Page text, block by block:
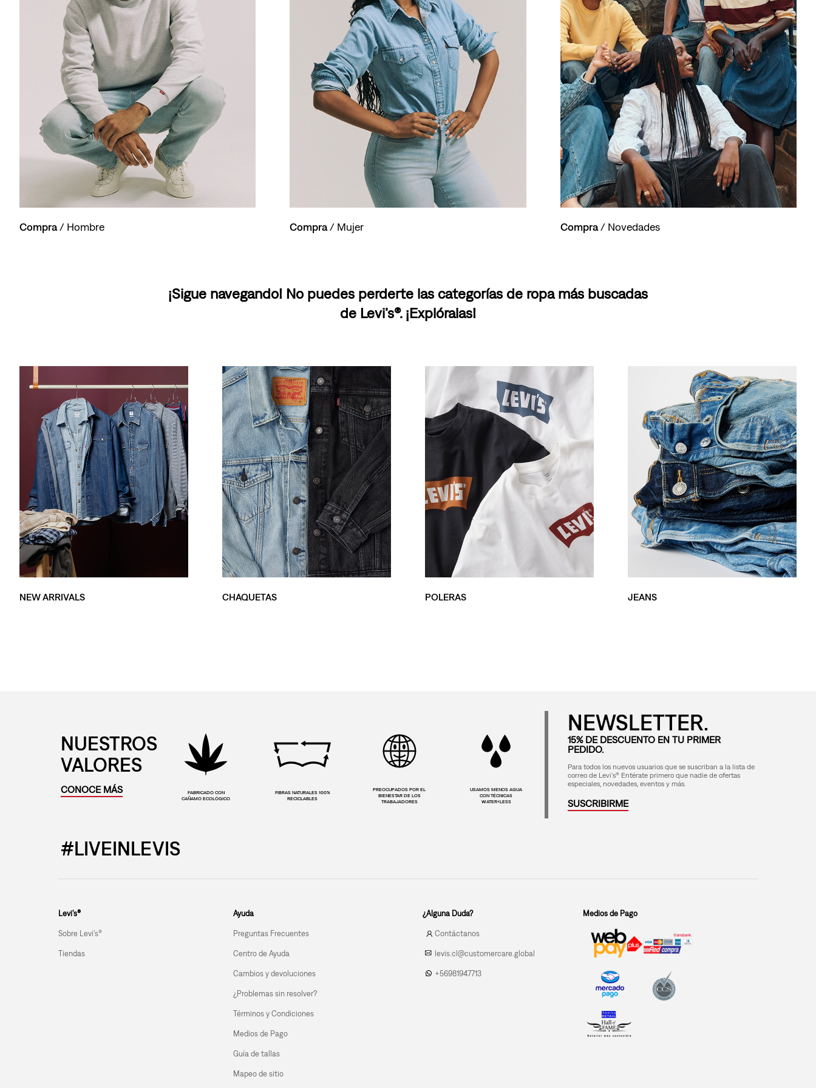
Compra/ Hombre Compra/ Mujer Compra/ Novedades
¡Sigue navegando! No puedes perderte las categorías de ropa más buscadas
de Levi’s®. ¡Explóralas!
NEW ARRIVALS CHAQUETAS POLERAS JEANS
NUESTROS
VALORES
CONOCE MÁS
FABRICADO CON
CAÑAMO ECOLÓGICO
FIBRAS NATURALES 100%
RECICLABLES
PREOCUPADOS POR EL
BIENESTAR DE LOS
TRABAJADORES
USAMOS MENOS AGUA
CON TÉCNICAS
WATER<LESS
NEWSLETTER.
15% DE DESCUENTO EN TU PRIMER
PEDIDO.
Para todos los nuevos usuarios que se suscriban a la lista de
correo de Levi's® Entérate primero que nadie de ofertas
especiales, novedades, eventos y más.
SUSCRIBIRME
#LIVEINLEVIS
Levi’s®
Sobre Levi's®
Tiendas
Ayuda
Preguntas Frecuentes
Centro de Ayuda
Cambios y devoluciones
¿Problemas sin resolver?
Términos y Condiciones
Medios de Pago
Guía de tallas
Mapeo de sitio
¿Alguna Duda?
Contáctanos
levis.cl@customercare.global
+56981947713
Medios de Pago
501 hombre